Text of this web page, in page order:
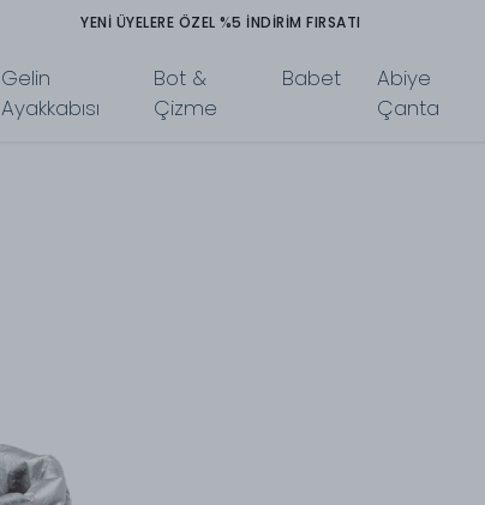
TÜM ÜRÜNLERDE PEŞİN FİYATINA 3 TAKSİT İMKANI
Gelin
Ayakkabısı
Bot &
Çizme
Babet
Abiye
Çanta